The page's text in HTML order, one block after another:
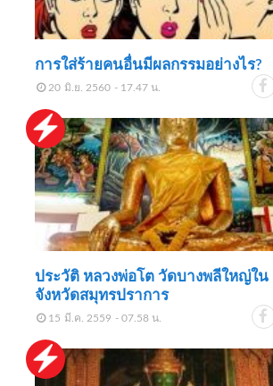
การใส่ร้ายคนอื่นมีผลกรรมอย่างไร?
20 มิ.ย. 2560 - 17.47 น.
ประวัติ หลวงพ่อโต วัดบางพลีใหญ่ใน
จังหวัดสมุทรปราการ
15 มี.ค. 2559 - 07.58 น.